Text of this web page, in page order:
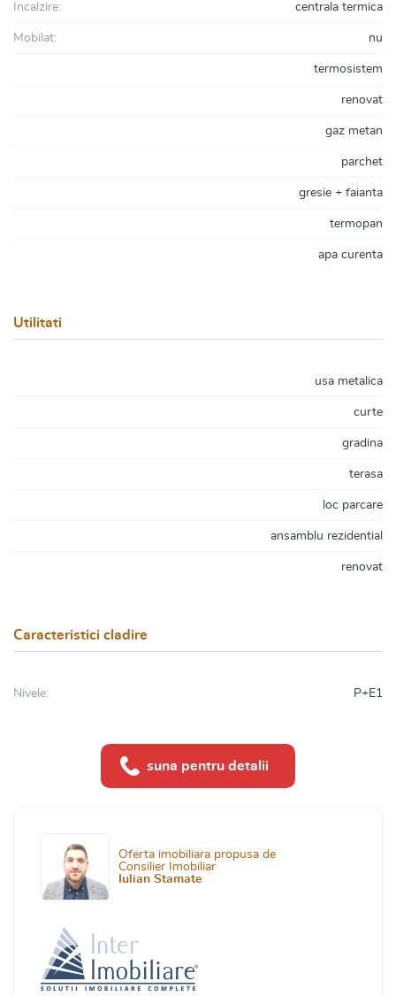
Incalzire: centrala termica
Mobilat: nu
termosistem
renovat
gaz metan
parchet
gresie + faianta
termopan
apa curenta
Utilitati
usa metalica
curte
gradina
terasa
loc parcare
ansamblu rezidential
renovat
Caracteristici cladire
Nivele: P+E1
suna pentru detalii
Oferta imobiliara propusa de
Consilier Imobiliar
Iulian Stamate